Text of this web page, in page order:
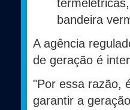
bandeira
A agência
de geração é
"Por essa razão,
garantir a